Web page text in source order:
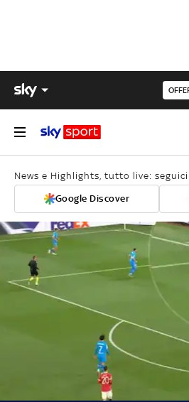
News e Highlights, tutto live: seguici
Google Discover